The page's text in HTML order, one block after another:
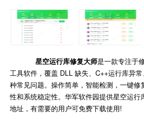
星空运行库修复大师是一款专注于
工具软件，覆盖 DLL 缺失、C++运行库异
种常见问题。操作简单，智能检测，一键修
性和系统稳定性。华军软件园提供星空运行
地址，有需要的用户可免费下载使用!